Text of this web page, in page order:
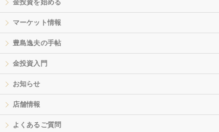
金投資を始める
マーケット情報
豊島逸夫の手帖
金投資入門
お知らせ
店舗情報
よくあるご質問